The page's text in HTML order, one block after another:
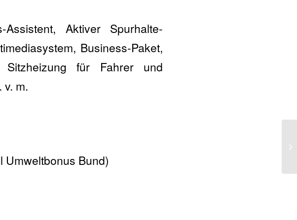
Aktiver Spurhalte-
Business-Paket,
Sitzheizung für Fahrer und
v. m.
Umweltbonus Bund)